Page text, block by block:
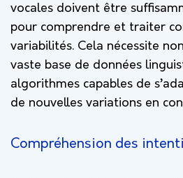
vocales doivent être
pour comprendre et traiter
variabilités. Cela nécessite
vaste base de données
algorithmes capables de
de nouvelles variations en
Compréhension des